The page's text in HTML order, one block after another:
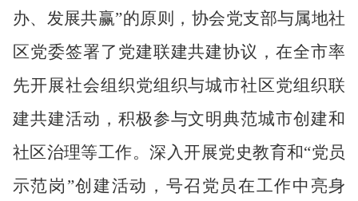
办、发展共赢”的原则，协会党支部与属地社
区党委签署了党建联建共建协议，在全市率
先开展社会组织党组织与城市社区党组织联
建共建活动，积极参与文明典范城市创建和
社区治理等工作。深入开展党史教育和“党员
示范岗 ”创建活动，号召党员在工作中亮身